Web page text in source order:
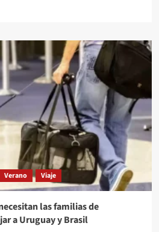
Verano Viaje
las familias de
a Uruguay y Brasil